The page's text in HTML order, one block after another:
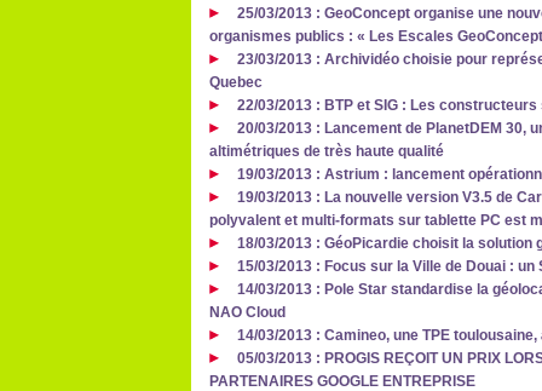
25/03/2013 : GeoConcept organise une
organismes publics : « Les Escales
23/03/2013 : Archividéo choisie pour
Quebec
22/03/2013 : BTP et SIG : Les
20/03/2013 : Lancement de PlanetDEM 30,
altimétriques de très haute qualité
19/03/2013 : Astrium : lancement
19/03/2013 : La nouvelle version V3.5 de
polyvalent et multi-formats sur tablette PC est
18/03/2013 : GéoPicardie choisit la solution
15/03/2013 : Focus sur la Ville de Douai : un
14/03/2013 : Pole Star standardise la
NAO Cloud
14/03/2013 : Camineo, une TPE
05/03/2013 : PROGIS REÇOIT UN PRIX
PARTENAIRES GOOGLE ENTREPRISE